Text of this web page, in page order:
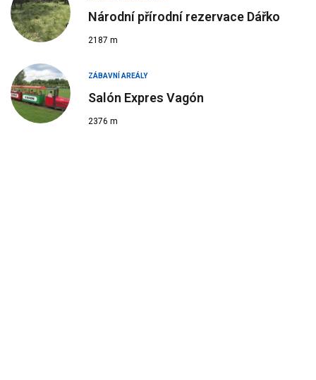
Národní přírodní rezervace Dářko
2187 m
ZÁBAVNÍ AREÁLY
Salón Expres Vagón
2376 m